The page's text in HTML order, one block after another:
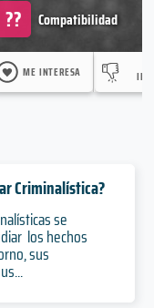
Compatibilidad
??
ME INTERESA
Criminalística?
se
los hechos
sus